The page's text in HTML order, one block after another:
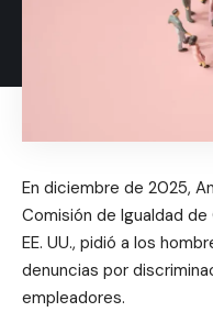
En diciembre de 2025,
Comisión de Igualdad
EE. UU., pidió a los
denuncias por
empleadores.